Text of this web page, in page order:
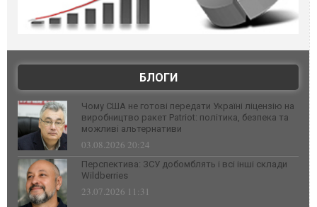
БЛОГИ
Чому США не готові передати Україні ліцензію на
виробництво ракет Patriot: політика, безпека та
можливі альтернативи
03.08.2026 20:24
Перспектива: ЗСУ добомблять і всі інші склади
Wildberries
23.07.2026 11:31